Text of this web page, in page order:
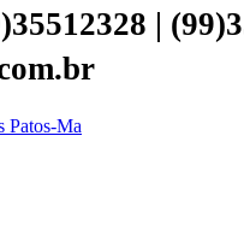
|
Patos-Ma